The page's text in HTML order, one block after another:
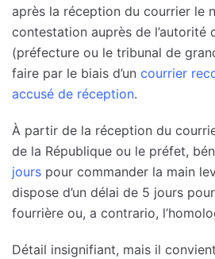
après la réception du courrier le
contestation auprès de l’autorité
(préfecture ou le tribunal de
faire par le biais d’un courrier
accusé de réception.
À partir de la réception du
de la République ou le préfet,
jours pour commander la main
dispose d’un délai de 5 jours
fourrière ou, a contrario,
Détail insignifiant, mais il